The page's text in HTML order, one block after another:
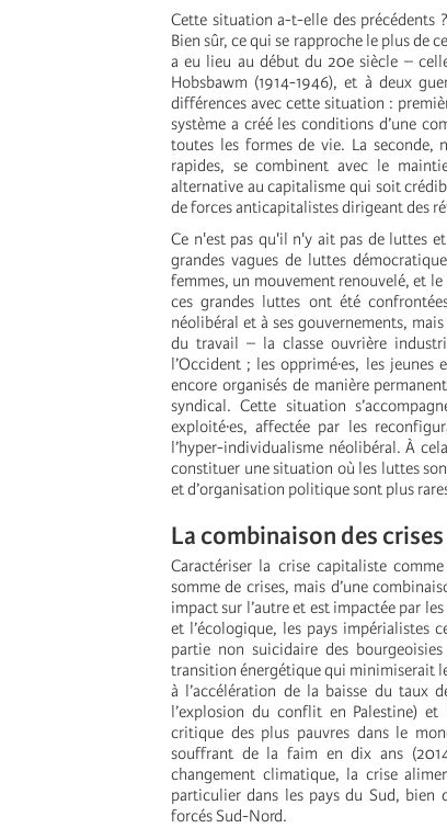
Cette situation a-t-elle des précédents
Bien sûr, ce qui se rapproche le plus de
a eu lieu au début du 20e siècle –
Hobsbawm (1914-1946), et à deux
différences avec cette situation :
système a créé les conditions d’une
toutes les formes de vie. La seconde,
rapides, se combinent avec le
alternative au capitalisme qui soit
de forces anticapitalistes dirigeant des
Ce n'est pas qu'il n'y ait pas de luttes
grandes vagues de luttes
femmes, un mouvement renouvelé, et
ces grandes luttes ont été
néolibéral et à ses gouvernements,
du travail – la classe ouvrière
l’Occident ; les opprimé·es, les
encore organisés de manière
syndical. Cette situation
exploité·es, affectée par les
l’hyper-individualisme néolibéral. À
constituer une situation où les luttes
et d’organisation politique sont plus
La combinaison des
Caractériser la crise capitaliste
somme de crises, mais d’une
impact sur l’autre et est impactée par
et l’écologique, les pays impérialistes
partie non suicidaire des
transition énergétique qui minimiserait
à l’accélération de la baisse du taux
l’explosion du conflit en Palestine)
critique des plus pauvres dans le
souffrant de la faim en dix ans
changement climatique, la crise
particulier dans les pays du Sud, bien
forcés Sud-Nord.